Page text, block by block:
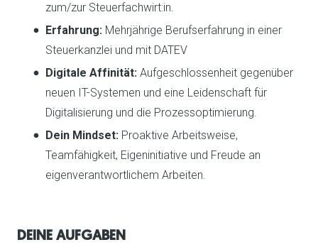
zum/zur Steuerfachwirt:in.
Erfahrung: Mehrjährige Berufserfahrung in einer
Steuerkanzlei und mit DATEV
Digitale Affinität: Aufgeschlossenheit gegenüber
neuen IT-Systemen und eine Leidenschaft für
Digitalisierung und die Prozessoptimierung.
Dein Mindset: Proaktive Arbeitsweise,
Teamfähigkeit, Eigeninitiative und Freude an
eigenverantwortlichem Arbeiten.
DEINE AUFGABEN